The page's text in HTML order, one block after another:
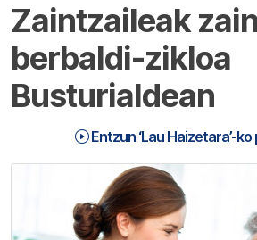
Zaintzaileak
berbaldi-zikloa
Busturialdean
Entzun ‘Lau Haizetara’-